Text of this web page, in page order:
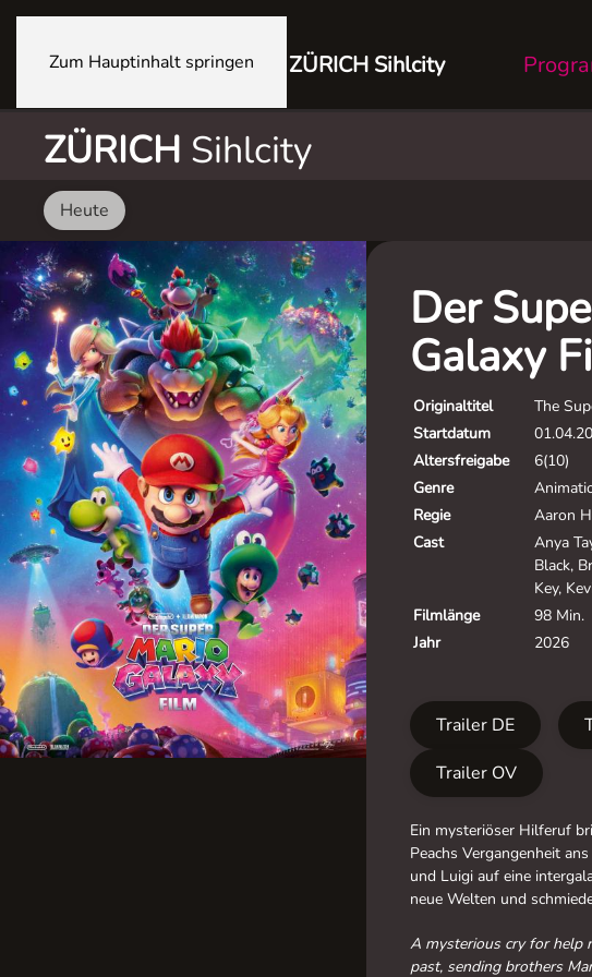
Zum Hauptinhalt springen ZÜRICH Sihlcity
ZÜRICH Sihlcity
Heute
Der
Galaxy
Originaltitel
The
Startdatum
Altersfreigabe
6(10)
Genre
Regie
Aaron
Cast
Anya
Black,
Key,
Filmlänge
98 Min.
Jahr
2026
Trailer DE
Trailer OV
Ein mysteriöser Hilferuf
Peachs Vergangenheit
und Luigi auf eine
neue Welten und
A mysterious cry for help
past, sending brothers